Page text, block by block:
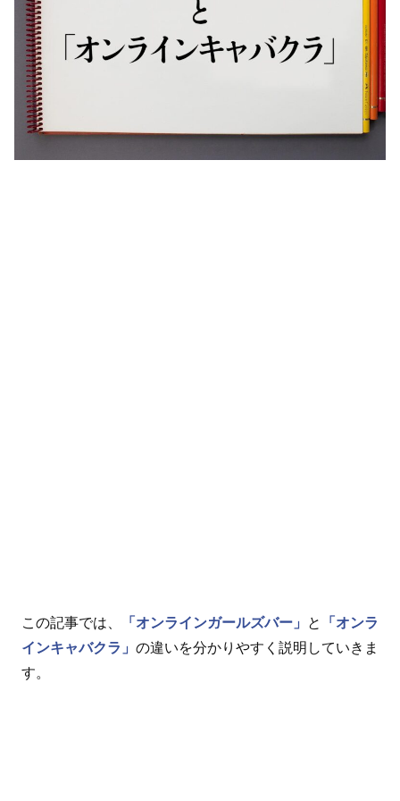
この記事では、 「オンラインガールズバー」 と
「オンラ
インキャバクラ」 の違いを分かりやすく説明していきま
す。